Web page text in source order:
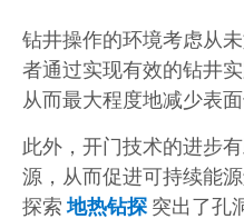
钻井操作的环境考虑从
者通过实现有效的钻井
从而最大程度地减少表面
此外，开门技术的进步
源，从而促进可持续能
探索地热钻探 突出了孔